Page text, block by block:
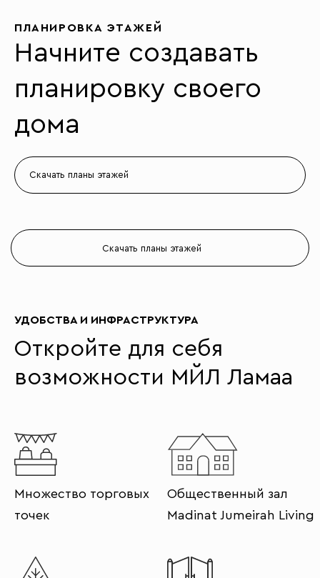
ПЛАНИРОВКА ЭТАЖЕЙ
Начните создавать
планировку своего
дома
Скачать планы этажей
Скачать планы этажей
УДОБСТВА И ИНФРАСТРУКТУРА
Откройте для себя
возможности МЙЛ Ламаа
Множество торговых
точек
Общественный зал
Madinat Jumeirah Living